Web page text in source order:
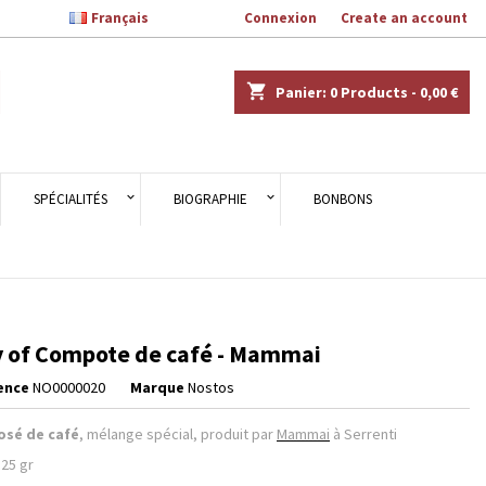
Connexion Create an account
Français
shopping_cart Panier: 0 Products - 0,00 €
SPÉCIALITÉS BIOGRAPHIE BONBONS
of Compote de café - Mammai
NO0000020 Marque Nostos
de café, mélange spécial, produit par Mammai à Serrenti
gr